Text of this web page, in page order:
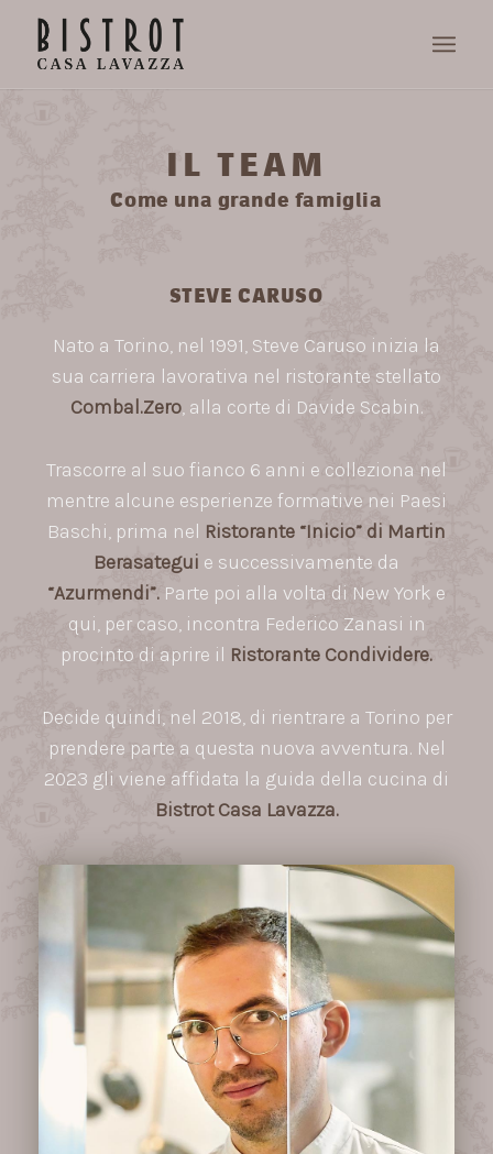
IL TEAM
Come una grande famiglia
STEVE CARUSO
Nato a Torino, nel 1991, Steve Caruso inizia la
sua carriera lavorativa nel ristorante stellato
Combal.Zero, alla corte di Davide Scabin.
Trascorre al suo fianco 6 anni e colleziona nel
mentre alcune esperienze formative nei Paesi
Baschi, prima nel Ristorante “Inicio” di Martin
Berasategui e successivamente da
“Azurmendi”. Parte poi alla volta di New York e
qui, per caso, incontra Federico Zanasi in
procinto di aprire il Ristorante Condividere.
Decide quindi, nel 2018, di rientrare a Torino per
prendere parte a questa nuova avventura. Nel
2023 gli viene affidata la guida della cucina di
Bistrot Casa Lavazza.